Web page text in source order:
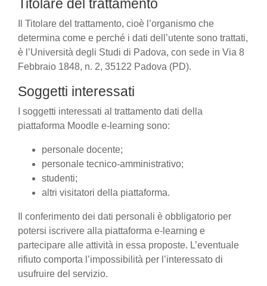
Titolare del trattamento
Il Titolare del trattamento, cioè l’organismo che
determina come e perché i dati dell’utente sono trattati,
è l’Università degli Studi di Padova, con sede in Via 8
Febbraio 1848, n. 2, 35122 Padova (PD).
Soggetti interessati
I soggetti interessati al trattamento dati della
piattaforma Moodle e-learning sono:
personale docente;
personale tecnico-amministrativo;
studenti;
altri visitatori della piattaforma.
Il conferimento dei dati personali è obbligatorio per
potersi iscrivere alla piattaforma e-learning e
partecipare alle attività in essa proposte. L’eventuale
rifiuto comporta l’impossibilità per l’interessato di
usufruire del servizio.